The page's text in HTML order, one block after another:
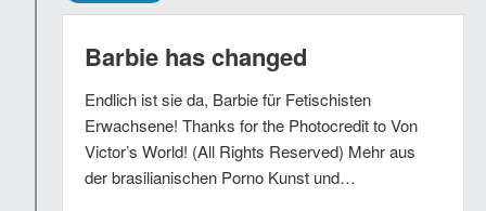
Barbie has changed
Endlich ist sie da, Barbie für Fetischisten
Erwachsene! Thanks for the Photocredit to Von
Victor’s World! (All Rights Reserved) Mehr aus
der brasilianischen Porno Kunst und…